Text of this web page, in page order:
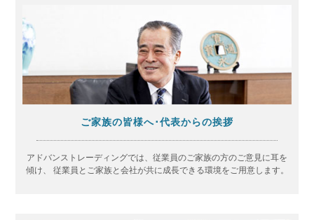
ご家族の皆様へ･代表からの挨拶
アドバンストレーディングでは、従業員のご家族の方のご意見に耳を
傾け、
従業員とご家族と会社が共に成長できる環境をご用意します。